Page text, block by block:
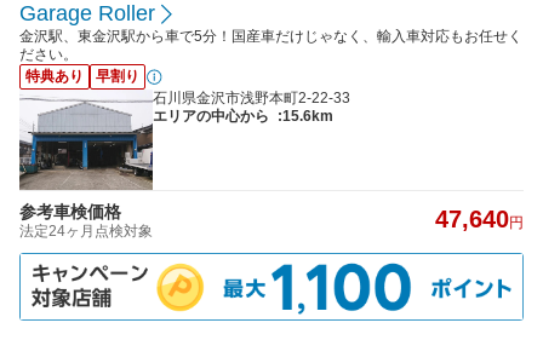
Garage Roller
金沢駅、東金沢駅から車で5分！国産車だけじゃなく、輸入車対応もお任せく
ださい。
特典あり
早割り
石川県金沢市浅野本町2-22-33
エリアの中心から
:15.6km
参考車検価格
法定24ヶ月点検対象 47,640円